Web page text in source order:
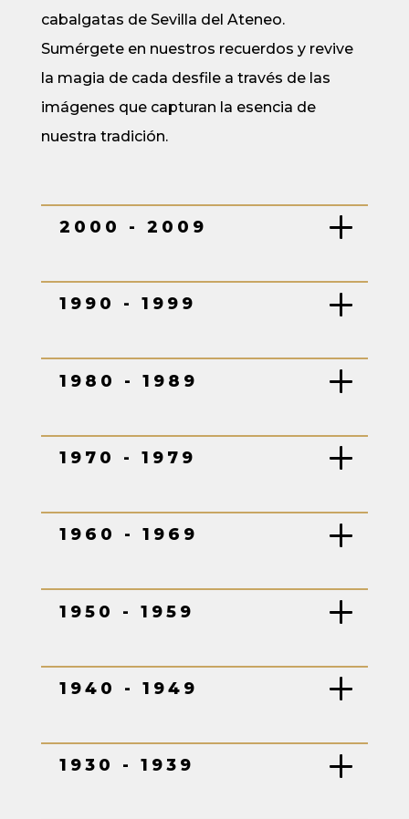
cabalgatas de Sevilla del Ateneo.
Sumérgete en nuestros recuerdos y revive
la magia de cada desfile a través de las
imágenes que capturan la esencia de
nuestra tradición.
2000 - 2009
1990 - 1999
1980 - 1989
1970 - 1979
1960 - 1969
1950 - 1959
1940 - 1949
1930 - 1939